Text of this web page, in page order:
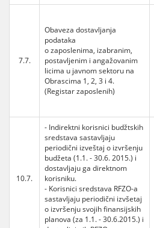
7.7.
Obaveza dostavljanja
podataka
o zaposlenima, izabranim,
postavljenim i angažovanim
licima u javnom sektoru na
Obrascima 1, 2, 3 i 4.
(Registar zaposlenih)
10.7.
- Indirektni korisnici budžtskih
sredstava sastavljaju
periodični izveštaj o izvršenju
budžeta (1.1. - 30.6. 2015.) i
dostavljaju ga direktnom
korisniku.
- Korisnici sredstava RFZO-a
sastavljaju periodični izvšetaj
o izvršenju svojih finansijskih
planova (za 1.1. - 30.6.2015.) i